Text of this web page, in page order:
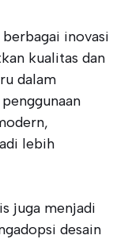
inovasi
kualitas dan
dalam
lebih
juga menjadi
desain